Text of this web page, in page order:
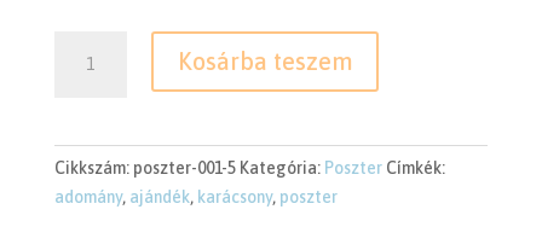
letölthető
sötétkék
mennyiség
Kosárba teszem
Cikkszám: poszter-001-5 Kategória: Poszter Címkék:
adomány, ajándék, karácsony, poszter